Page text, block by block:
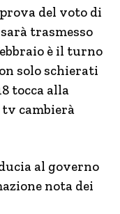
del voto di
trasmesso
è il turno
solo schierati
tocca alla
tv cambierà
al governo
nota dei